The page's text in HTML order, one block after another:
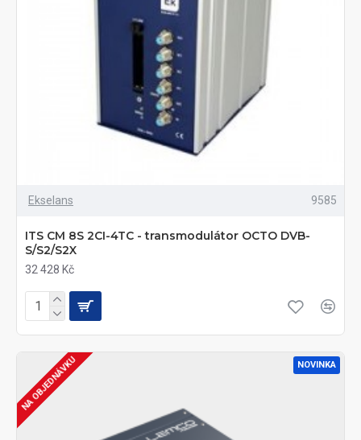
Ekselans 9585
ITS CM 8S 2CI-4TC - transmodulátor OCTO DVB-
S/S2/S2X
32 428 Kč
NOVINKA
NA OBJEDNÁVKU